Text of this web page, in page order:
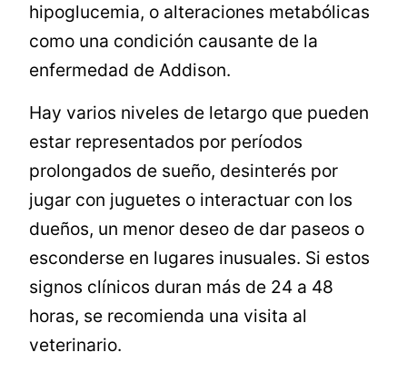
hipoglucemia, o alteraciones metabólicas
como una condición causante de la
enfermedad de Addison.
Hay varios niveles de letargo que pueden
estar representados por períodos
prolongados de sueño, desinterés por
jugar con juguetes o interactuar con los
dueños, un menor deseo de dar paseos o
esconderse en lugares inusuales. Si estos
signos clínicos duran más de 24 a 48
horas, se recomienda una visita al
veterinario.